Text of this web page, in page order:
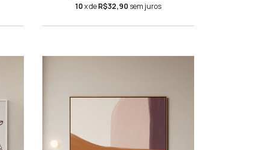
10x deR$32,90 sem juros